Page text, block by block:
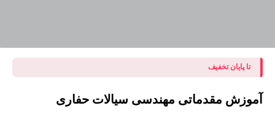
تا پایان تخفیف
آموزش مقدماتی مهندسی سیالات حفاری